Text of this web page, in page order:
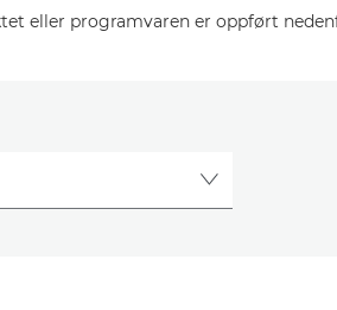
eller programvaren er oppført